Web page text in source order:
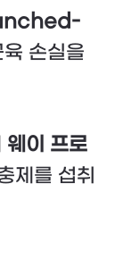
손실을
웨이 프로
제를 섭취